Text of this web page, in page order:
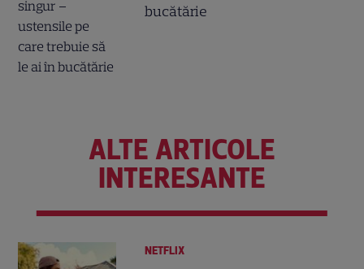
bucătărie
ALTE ARTICOLE
INTERESANTE
NETFLIX